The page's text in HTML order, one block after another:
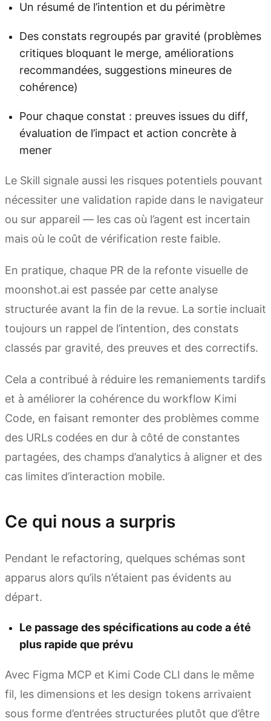
Un résumé de l’intention et du périmètre
Des constats regroupés par gravité (problèmes
critiques bloquant le merge, améliorations
recommandées, suggestions mineures de
cohérence)
Pour chaque constat : preuves issues du diff,
évaluation de l’impact et action concrète à
mener
Le Skill signale aussi les risques potentiels pouvant
nécessiter une validation rapide dans le navigateur
ou sur appareil — les cas où l’agent est incertain
mais où le coût de vérification reste faible.
En pratique, chaque PR de la refonte visuelle de
moonshot.ai est passée par cette analyse
structurée avant la fin de la revue. La sortie incluait
toujours un rappel de l’intention, des constats
classés par gravité, des preuves et des correctifs.
Cela a contribué à réduire les remaniements tardifs
et à améliorer la cohérence du workflow Kimi
Code, en faisant remonter des problèmes comme
des URLs codées en dur à côté de constantes
partagées, des champs d’analytics à aligner et des
cas limites d’interaction mobile.
Ce qui nous a surpris
Pendant le refactoring, quelques schémas sont
apparus alors qu’ils n’étaient pas évidents au
départ.
Le passage des spécifications au code a été
plus rapide que prévu
Avec Figma MCP et Kimi Code CLI dans le même
fil, les dimensions et les design tokens arrivaient
sous forme d’entrées structurées plutôt que d’être